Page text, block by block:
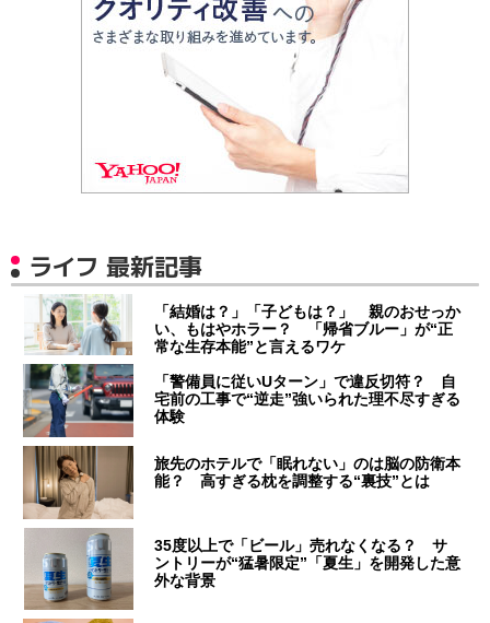
ライフ 最新記事
「結婚は？」「子どもは？」 親のおせっか
い、もはやホラー？ 「帰省ブルー」が“正
常な生存本能”と言えるワケ
「警備員に従いUターン」で違反切符？ 自
宅前の工事で“逆走”強いられた理不尽すぎる
体験
旅先のホテルで「眠れない」のは脳の防衛本
能？ 高すぎる枕を調整する“裏技”とは
35度以上で「ビール」売れなくなる？ サ
ントリーが“猛暑限定”「夏生」を開発した意
外な背景